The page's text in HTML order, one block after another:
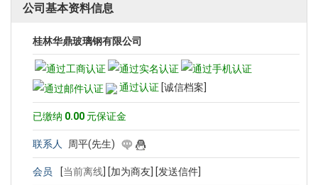
公司基本资料信息
桂林华鼎玻璃钢有限公司
通过认证 [诚信档案]
已缴纳 0.00 元保证金
联系人 周平(先生)
会员 [当前离线 [加为商友] [发送信件]